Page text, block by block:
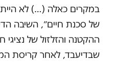
במקרים כאלה (…) לא
של סכנת חיים״, השיבה
ההקטנה והזלזול של נציגי
שבדיעבד, לאחר קריסת